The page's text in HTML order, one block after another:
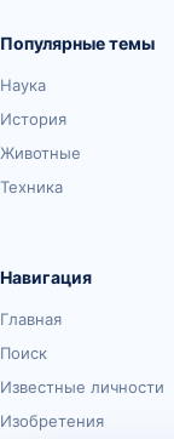
Популярные темы
Наука
История
Животные
Техника
Навигация
Главная
Поиск
Известные личности
Изобретения